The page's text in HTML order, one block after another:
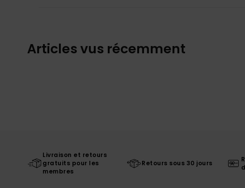
Articles vus récemment
Livraison et retours
gratuits pour les
membres
Retours sous 30 jours